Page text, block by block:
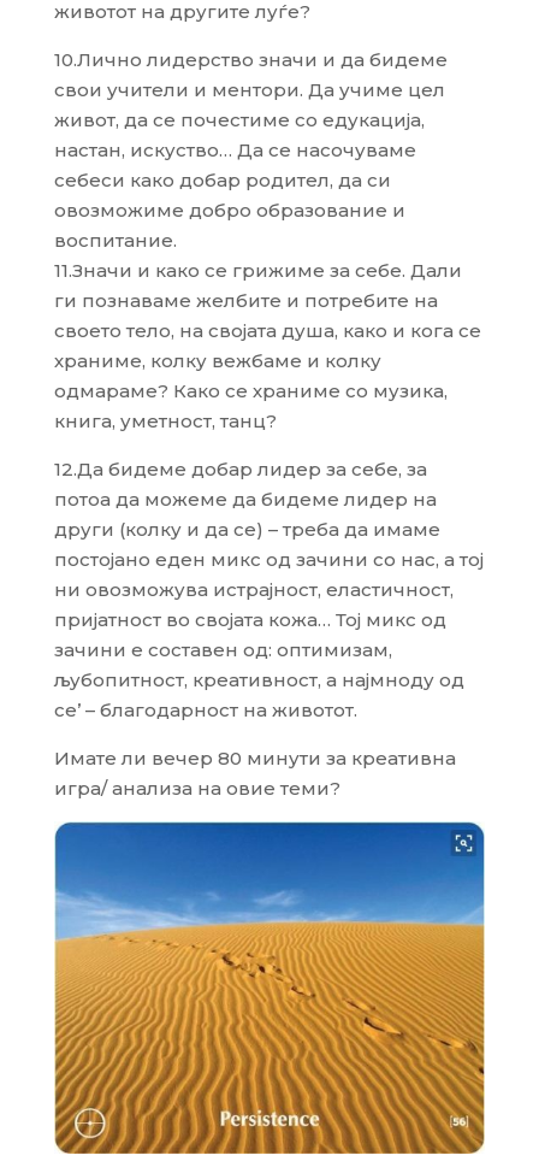
животот на другите луѓе?
10.Лично лидерство значи и да бидеме
свои учители и ментори. Да учиме цел
живот, да се почестиме со едукација,
настан, искуство… Да се насочуваме
себеси како добар родител, да си
овозможиме добро образование и
воспитание.
11.Значи и како се грижиме за себе. Дали
ги познаваме желбите и потребите на
своето тело, на својата душа, како и кога се
храниме, колку вежбаме и колку
одмараме? Како се храниме со музика,
книга, уметност, танц?
12.Да бидеме добар лидер за себе, за
потоа да можеме да бидеме лидер на
други (колку и да се) – треба да имаме
постојано еден микс од зачини со нас, а тој
ни овозможува истрајност, еластичност,
пријатност во својата кожа… Тој микс од
зачини е составен од: оптимизам,
љубопитност, креативност, а најмноду од
се’ – благодарност на животот.
Имате ли вечер 80 минути за креативна
игра/ анализа на овие теми?